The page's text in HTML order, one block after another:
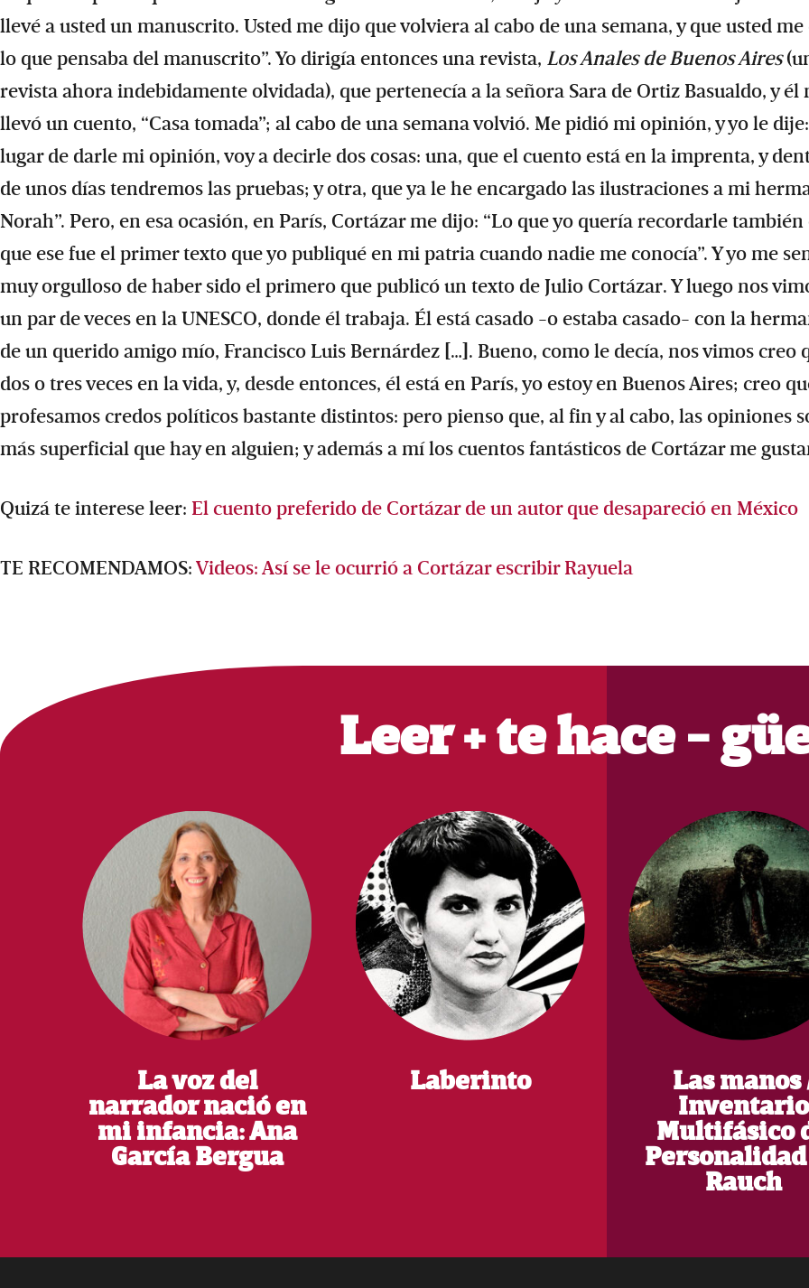
llevé a usted un manuscrito. Usted me dijo que volviera al cabo de una semana, y que usted
lo que pensaba del manuscrito”. Yo dirigía entonces una revista, Los Anales de Buenos Aires
revista ahora indebidamente olvidada), que pertenecía a la señora Sara de Ortiz Basualdo, y él
llevó un cuento, “Casa tomada”; al cabo de una semana volvió. Me pidió mi opinión, y yo le
lugar de darle mi opinión, voy a decirle dos cosas: una, que el cuento está en la imprenta, y
de unos días tendremos las pruebas; y otra, que ya le he encargado las ilustraciones a mi
Norah”. Pero, en esa ocasión, en París, Cortázar me dijo: “Lo que yo quería recordarle también
que ese fue el primer texto que yo publiqué en mi patria cuando nadie me conocía”. Y yo me
muy orgulloso de haber sido el primero que publicó un texto de Julio Cortázar. Y luego nos
un par de veces en la UNESCO, donde él trabaja. Él está casado -o estaba casado- con la
de un querido amigo mío, Francisco Luis Bernárdez […]. Bueno, como le decía, nos vimos creo
dos o tres veces en la vida, y, desde entonces, él está en París, yo estoy en Buenos Aires; creo
profesamos credos políticos bastante distintos: pero pienso que, al fin y al cabo, las opiniones
más superficial que hay en alguien; y además a mí los cuentos fantásticos de Cortázar me
Quizá te interese leer: El cuento preferido de Cortázar de un autor que desapareció en México
TE RECOMENDAMOS:Videos: Así se le ocurrió a Cortázar escribir Rayuela
Leer + te hace -
La voz del
narrador nació en
mi infancia: Ana
García Bergua
Laberinto Las manos
Inventario
Multifásico
Rauch